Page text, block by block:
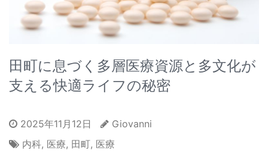
田町に息づく多層医療資源と多文化が
支える快適ライフの秘密
2025年11月12日
Giovanni
内科, 医療, 田町, 医療